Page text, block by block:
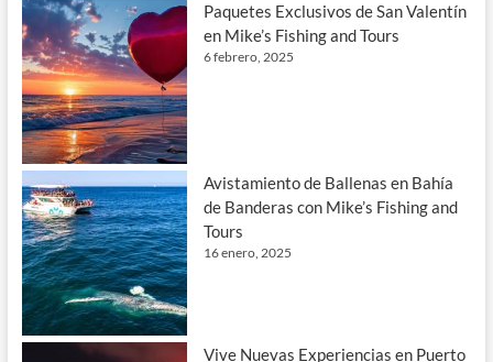
Paquetes Exclusivos de San Valentín
en Mike’s Fishing and Tours
6 febrero, 2025
Avistamiento de Ballenas en Bahía
de Banderas con Mike’s Fishing and
Tours
16 enero, 2025
Vive Nuevas Experiencias en Puerto